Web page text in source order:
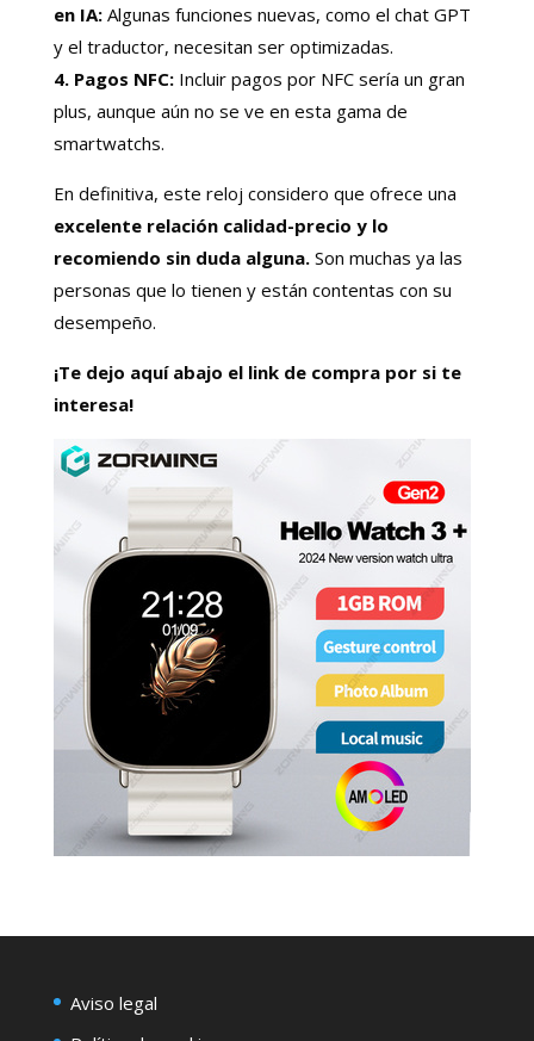
en IA:Algunas funciones nuevas, como el chat GPT
y el traductor, necesitan ser optimizadas.
4. Pagos NFC:Incluir pagos por NFC sería un gran
plus, aunque aún no se ve en esta gama de
smartwatchs.
En definitiva, este reloj considero que ofrece una
excelente relación calidad-precio y lo
recomiendo sin duda alguna.Son muchas ya las
personas que lo tienen y están contentas con su
desempeño.
¡Te dejo aquí abajo el link de compra por si te
interesa!
Aviso legal